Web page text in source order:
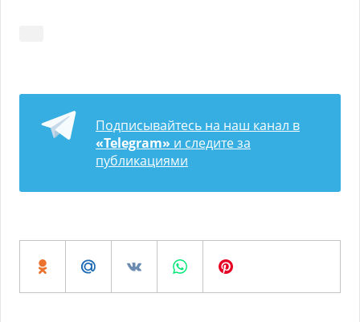
Подписывайтесь на наш канал в
«Telegram» и следите за
публикациями